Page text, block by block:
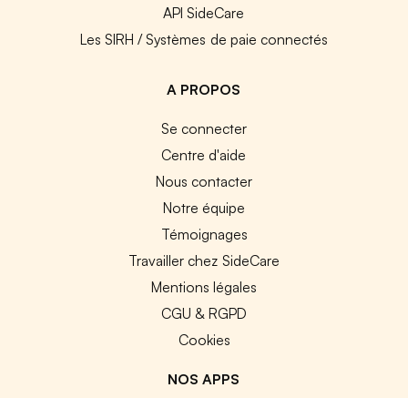
API SideCare
Les SIRH / Systèmes de paie connectés
A PROPOS
Se connecter
Centre d'aide
Nous contacter
Notre équipe
Témoignages
Travailler chez SideCare
Mentions légales
CGU & RGPD
Cookies
NOS APPS